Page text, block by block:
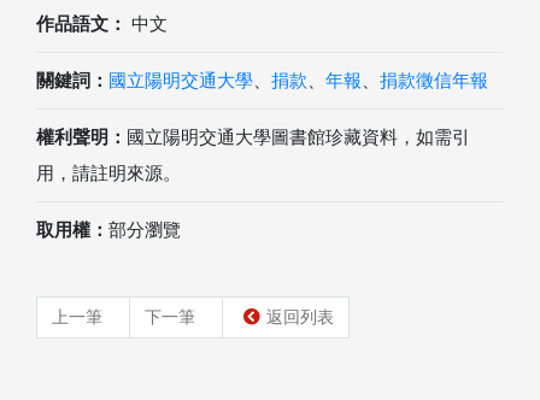
作品語文： 中文
關鍵詞： 國立陽明交通大學 捐款 年報 捐款徵信年報
權利聲明： 國立陽明交通大學圖書館珍藏資料，如需引
用，請註明來源。
取用權： 部分瀏覽
上一筆 下一筆 返回列表